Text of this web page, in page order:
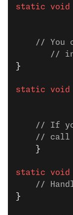
static void
// You
//
}
static void
// If
// call
    }
static void
//
}